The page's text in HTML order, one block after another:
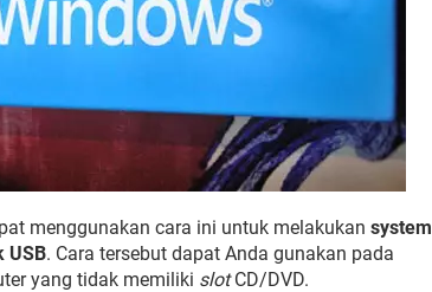
menggunakan cara ini untuk melakukan system
USB. Cara tersebut dapat Anda gunakan pada
yang tidak memiliki slotCD/DVD.